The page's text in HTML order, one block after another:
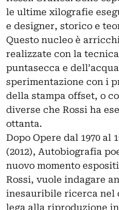
le ultime xilografie
e designer, storico e
Questo nucleo è
realizzate con la
puntasecca e
sperimentazione con i
della stampa offset, o
diverse che Rossi ha
ottanta.
Dopo Opere dal 1970 al
(2012), Autobiografia
nuovo momento
Rossi, vuole indagare
inesauribile ricerca nel
lega alla riproduzione